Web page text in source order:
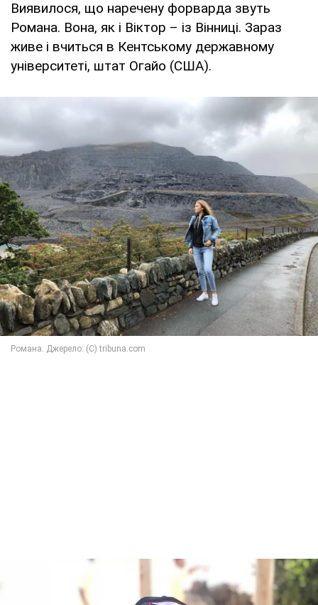
Виявилося, що наречену форварда звуть
Романа. Вона, як і Віктор – із Вінниці. Зараз
живе і вчиться в Кентському державному
університеті, штат Огайо (США).